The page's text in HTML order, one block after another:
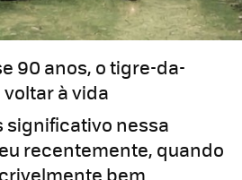
90 anos, o tigre-da-
à vida
significativo nessa
recentemente, quando
bem